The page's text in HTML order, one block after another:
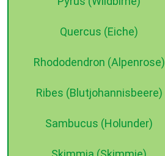
Quercus (Eiche)
Rhododendron (Alpenrose)
Ribes (Blutjohannisbeere)
Sambucus (Holunder)